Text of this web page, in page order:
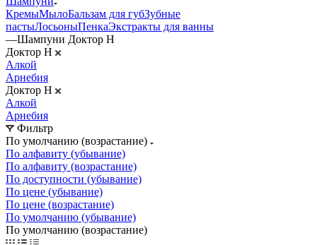
КремыМылоБальзам для губЗубные
пастыЛосьоныПенкаЭкстракты для ванны
—Шампуни Доктор Н
Доктор Н
Алкой
Арнебия
Доктор Н
Алкой
Арнебия
Фильтр
По умолчанию (возрастание)
По алфавиту (убывание)
По алфавиту (возрастание)
По доступности (убывание)
По цене (убывание)
По цене (возрастание)
По умолчанию (убывание)
По умолчанию (возрастание)